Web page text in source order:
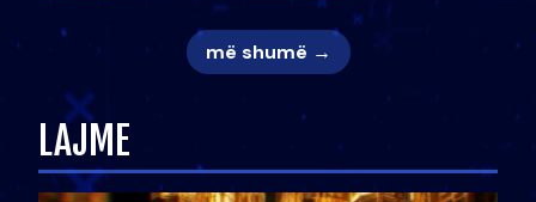
më shumë →
LAJME